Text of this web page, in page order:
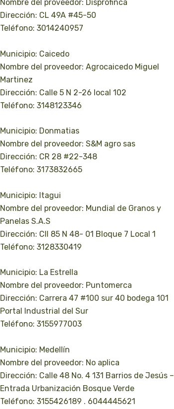
Nombre del proveedor: Disprofinca
Dirección: CL 49A #45-50
Teléfono: 3014240957
Municipio: Caicedo
Nombre del proveedor: Agrocaicedo Miguel
Martinez
Dirección: Calle 5 N 2-26 local 102
Teléfono: 3148123346
Municipio: Donmatias
Nombre del proveedor: S&M agro sas
Dirección: CR 28 #22-348
Teléfono: 3173832665
Municipio: Itagui
Nombre del proveedor: Mundial de Granos y
Panelas S.A.S
Dirección: Cll 85 N 48- 01 Bloque 7 Local 1
Teléfono: 3128330419
Municipio: La Estrella
Nombre del proveedor: Puntomerca
Dirección: Carrera 47 #100 sur 40 bodega 101
Portal Industrial del Sur
Teléfono: 3155977003
Municipio: Medellín
Nombre del proveedor: No aplica
Dirección: Calle 48 No. 4 131 Barrios de Jesús –
Entrada Urbanización Bosque Verde
Teléfono: 3155426189 . 6044445621